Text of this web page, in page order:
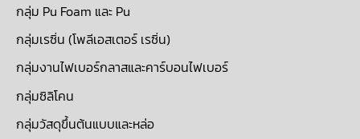
กลุ่ม Pu Foam และ Pu
กลุ่มเรซิ่น (โพลีเอสเตอร์ เรซิ่น)
กลุ่มงานไฟเบอร์กลาสและคาร์บอนไฟเบอร์
กลุ่มซิลิโคน
กลุ่มวัสดุขึ้นต้นแบบและหล่อ